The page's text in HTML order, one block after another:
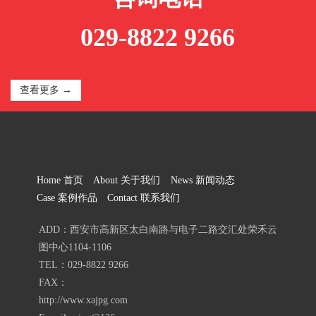
查看更多 →
029-8822 9266
Home 首页 About 关于我们
News 新闻动态
Case 案例作品
Contact 联系我们
ADD：西安市高新区太白南路与电子二路交汇处荣禾云
图中心1104-1106
TEL：029-8822 9266
FAX：
http://www.xajpg.com